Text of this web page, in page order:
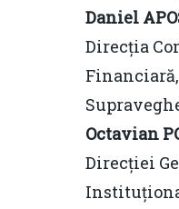
Daniel
Direcția
Octavian
Direcției